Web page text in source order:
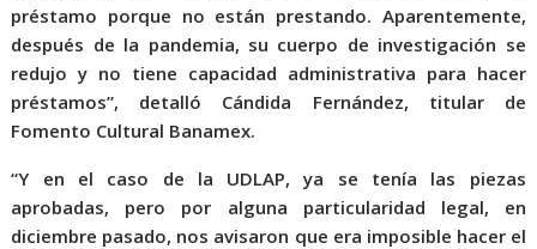
préstamo porque no están prestando. Aparentemente,
después de la pandemia, su cuerpo de investigación se
redujo y no tiene capacidad administrativa para hacer
préstamos”, detalló Cándida Fernández, titular de
Fomento Cultural Banamex.
“Y en el caso de la UDLAP, ya se tenía las piezas
aprobadas, pero por alguna particularidad legal, en
diciembre pasado, nos avisaron que era imposible hacer el